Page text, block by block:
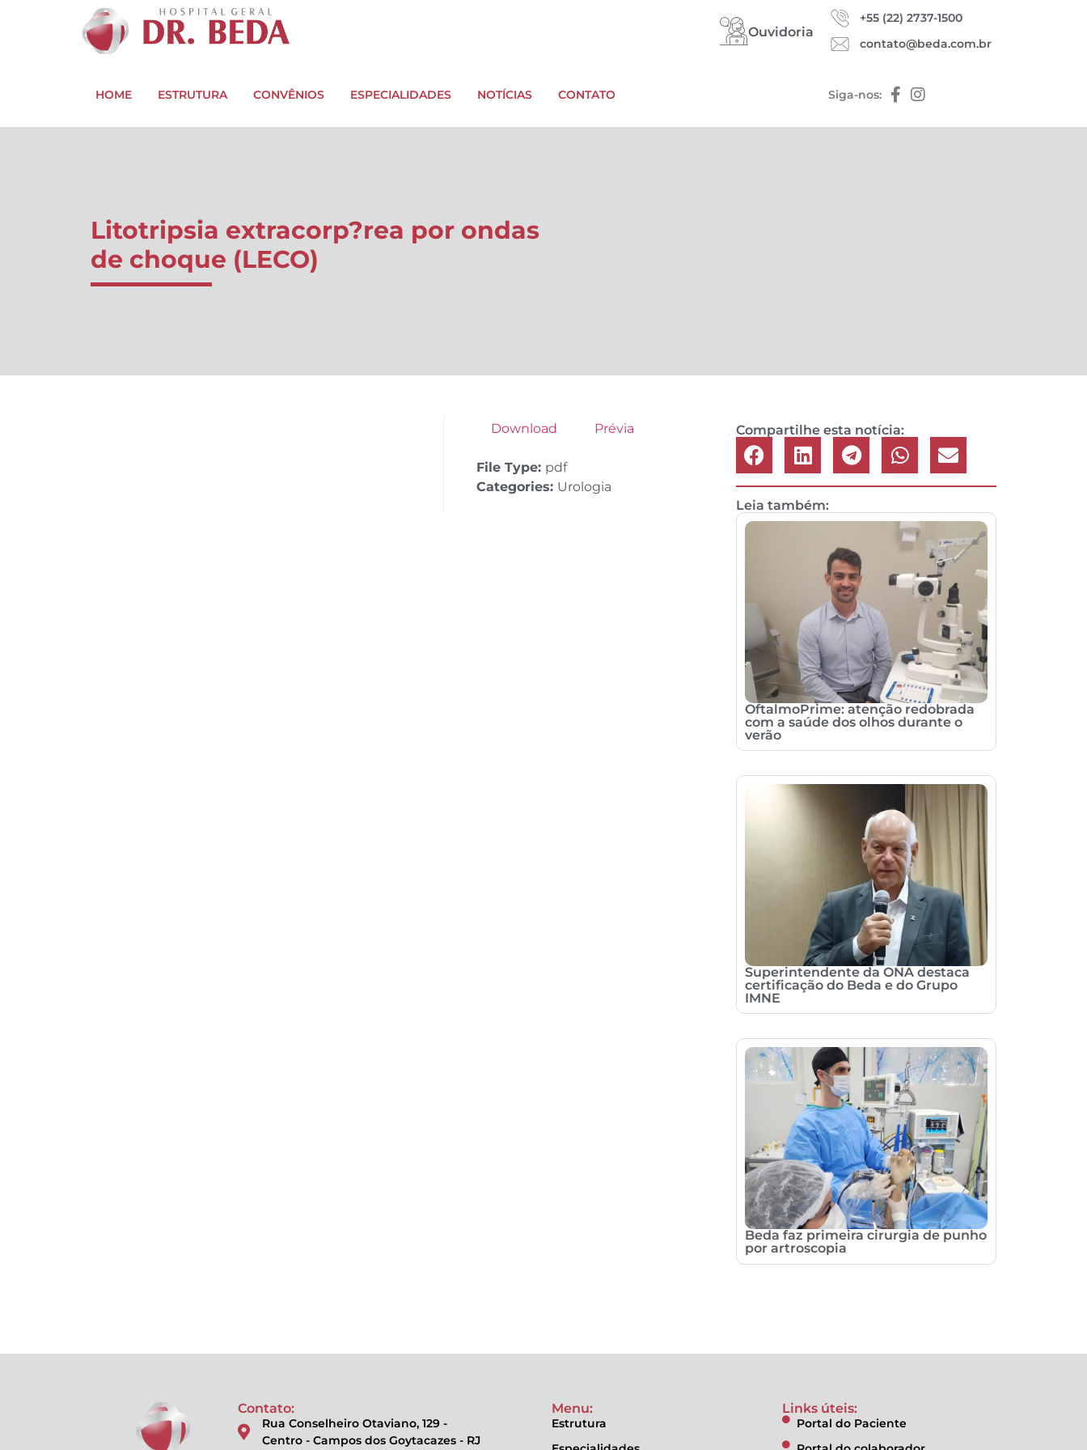
Ouvidoria
+55 (22) 2737-1500
contato@beda.com.br
HOME ESTRUTURA CONVÊNIOS ESPECIALIDADES NOTÍCIAS CONTATO Siga-nos:
Litotripsia extracorp?rea por ondas
de choque (LECO)
Download Prévia
File Type: pdf
Categories: Urologia
Compartilhe esta notícia:
Leia também:
OftalmoPrime: atenção redobrada
com a saúde dos olhos durante o
verão
Superintendente da ONA destaca
certificação do Beda e do Grupo
IMNE
Beda faz primeira cirurgia de punho
por artroscopia
Contato:
Rua Conselheiro Otaviano, 129 -
Centro - Campos dos Goytacazes - RJ
Menu:
Estrutura
Links úteis:
Portal do Paciente